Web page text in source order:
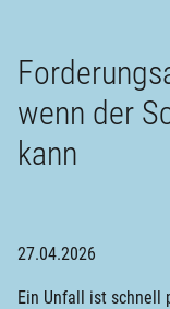
wenn der
kann
27.04.2026
Ein Unfall ist schnell